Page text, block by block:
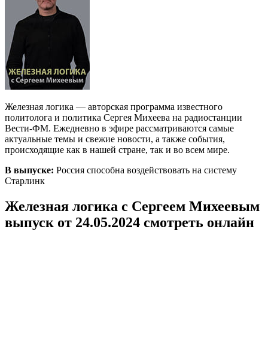
Железная логика — авторская программа известного
политолога и политика Сергея Михеева на радиостанции
Вести-ФМ. Ежедневно в эфире рассматриваются самые
актуальные темы и свежие новости, а также события,
происходящие как в нашей стране, так и во всем мире.
В выпуске: Россия способна воздействовать на систему
Старлинк
Железная логика с Сергеем Михеевым
выпуск от 24.05.2024 смотреть онлайн